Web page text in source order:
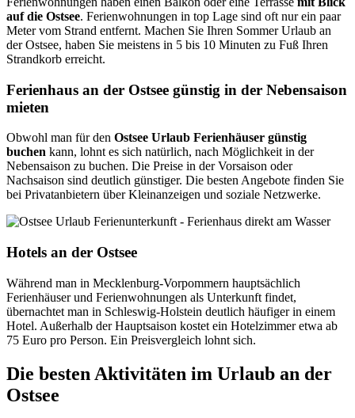
auf die Ostsee. Ferienwohnungen in top Lage sind oft nur ein paar
Meter vom Strand entfernt. Machen Sie Ihren Sommer Urlaub an
der Ostsee, haben Sie meistens in 5 bis 10 Minuten zu Fuß Ihren
Strandkorb erreicht.
Ferienhaus an der Ostsee günstig in der Nebensaison
mieten
Obwohl man für den Ostsee Urlaub Ferienhäuser günstig
buchen kann, lohnt es sich natürlich, nach Möglichkeit in der
Nebensaison zu buchen. Die Preise in der Vorsaison oder
Nachsaison sind deutlich günstiger. Die besten Angebote finden Sie
bei Privatanbietern über Kleinanzeigen und soziale Netzwerke.
Hotels an der Ostsee
Während man in Mecklenburg-Vorpommern hauptsächlich
Ferienhäuser und Ferienwohnungen als Unterkunft findet,
übernachtet man in Schleswig-Holstein deutlich häufiger in einem
Hotel. Außerhalb der Hauptsaison kostet ein Hotelzimmer etwa ab
75 Euro pro Person. Ein Preisvergleich lohnt sich.
Die besten Aktivitäten im Urlaub an der
Ostsee